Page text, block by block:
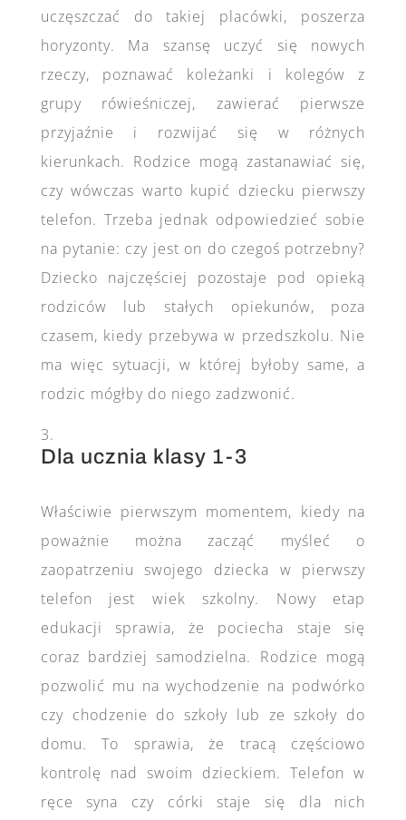
uczęszczać do takiej placówki, poszerza
horyzonty. Ma szansę uczyć się nowych
rzeczy, poznawać koleżanki i kolegów z
grupy rówieśniczej, zawierać pierwsze
przyjaźnie i rozwijać się w różnych
kierunkach. Rodzice mogą zastanawiać się,
czy wówczas warto kupić dziecku pierwszy
telefon. Trzeba jednak odpowiedzieć sobie
na pytanie: czy jest on do czegoś potrzebny?
Dziecko najczęściej pozostaje pod opieką
rodziców lub stałych opiekunów, poza
czasem, kiedy przebywa w przedszkolu. Nie
ma więc sytuacji, w której byłoby same, a
rodzic mógłby do niego zadzwonić.
Dla ucznia klasy 1-3
Właściwie pierwszym momentem, kiedy na
poważnie można zacząć myśleć o
zaopatrzeniu swojego dziecka w pierwszy
telefon jest wiek szkolny. Nowy etap
edukacji sprawia, że pociecha staje się
coraz bardziej samodzielna. Rodzice mogą
pozwolić mu na wychodzenie na podwórko
czy chodzenie do szkoły lub ze szkoły do
domu. To sprawia, że tracą częściowo
kontrolę nad swoim dzieckiem. Telefon w
ręce syna czy córki staje się dla nich